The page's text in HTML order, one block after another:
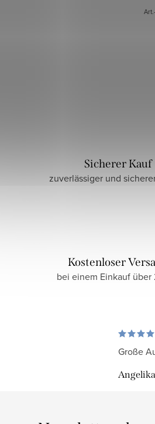
Sicherer Kauf
zuverlässiger und
Kostenloser
bei einem Einkauf
Große